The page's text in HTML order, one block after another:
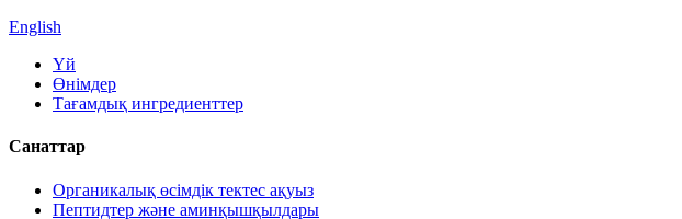
English
Үй
Өнімдер
Тағамдық ингредиенттер
Санаттар
Органикалық өсімдік тектес ақуыз
Пептидтер және аминқышқылдары